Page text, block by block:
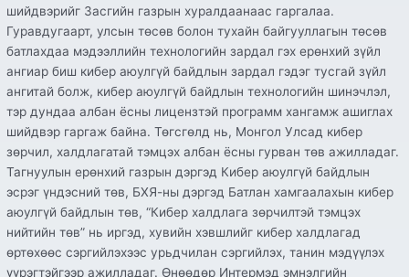
шийдвэрийг Засгийн газрын хуралдаанаас гаргалаа.
Гуравдугаарт, улсын төсөв болон тухайн байгууллагын төсөв
батлахдаа мэдээллийн технологийн зардал гэх ерөнхий зүйл
ангиар биш кибер аюулгүй байдлын зардал гэдэг тусгай зүйл
ангитай болж, кибер аюулгүй байдлын технологийн шинэчлэл,
тэр дундаа албан ёсны лицензтэй программ хангамж ашиглах
шийдвэр гаргаж байна. Төгсгөлд нь, Монгол Улсад кибер
зөрчил, халдлагатай тэмцэх албан ёсны гурван төв ажилладаг.
Тагнуулын ерөнхий газрын дэргэд Кибер аюулгүй байдлын
эсрэг үндэсний төв, БХЯ-ны дэргэд Батлан хамгаалахын кибер
аюулгүй байдлын төв, “Кибер халдлага зөрчилтэй тэмцэх
нийтийн төв” нь иргэд, хувийн хэвшлийг кибер халдлагад
өртөхөөс сэргийлэхээс урьдчилан сэргийлэх, танин мэдүүлэх
үүрэгтэйгээр ажилладаг. Өнөөдөр Интермэд эмнэлгийн